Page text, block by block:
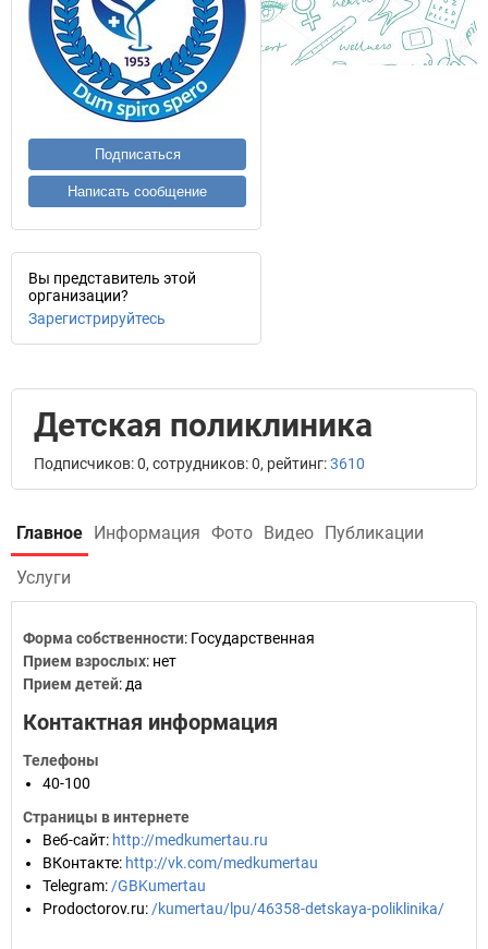
Подписаться
Написать сообщение
Вы представитель этой
организации?
Зарегистрируйтесь
Детская поликлиника
Подписчиков: 0, сотрудников: 0, рейтинг:3610
Главное Информация Фото Видео Публикации
Услуги
Форма собственности: Государственная
Прием взрослых: нет
Прием детей: да
Контактная информация
Телефоны
40-100
Страницы в интернете
Веб-сайт: http://medkumertau.ru
ВКонтакте: http://vk.com/medkumertau
Telegram: /GBKumertau
Prodoctorov.ru: /kumertau/lpu/46358-detskaya-poliklinika/